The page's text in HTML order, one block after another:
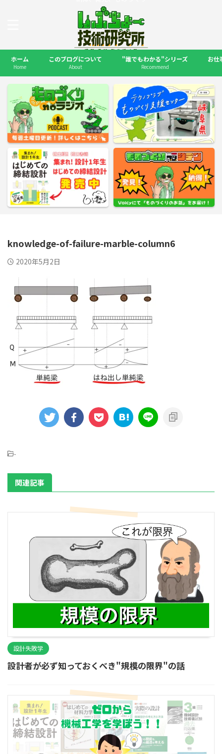
ホーム
Home
このブログについて
About
"誰でもわかる"シリーズ
Recommend
お仕
knowledge-of-failure-marble-column6
2020年5月2日
-
関連記事
設計失敗学
設計者が必ず知っておくべき"規模の限界"の話